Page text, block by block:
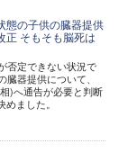
態の子供の臓器提供
正 そもそも脳死は
否定できない状況で
器提供について、
)へ通告が必要と判断
ました。